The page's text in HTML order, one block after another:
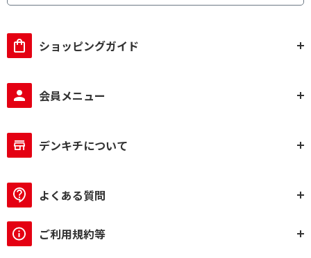
ショッピングガイド
会員メニュー
デンキチについて
よくある質問
ご利用規約等